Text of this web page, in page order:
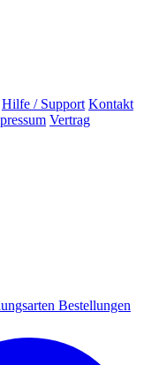
Hilfe / Support Kontakt
Vertrag
Bestellungen